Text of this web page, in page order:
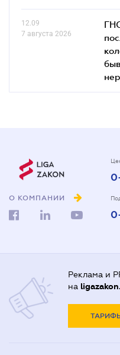
12.09
7 августа 2026
О КОМПАНИИ
Реклама и
на